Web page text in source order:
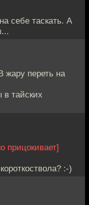
себе таскать. А
жару переть на
тайских
прицокивает]
:-)